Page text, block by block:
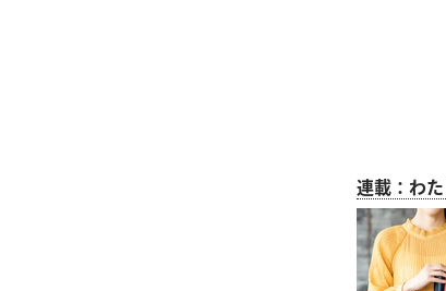
連載：わ